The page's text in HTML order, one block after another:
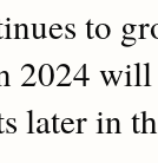
to
2024
later in